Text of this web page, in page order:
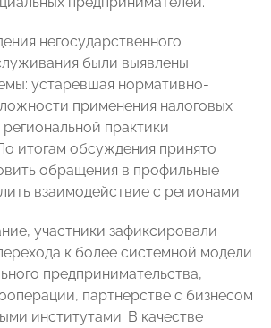
негосударственного
были выявлены
устаревшая нормативно-
применения налоговых
региональной практики
итогам обсуждения принято
обращения в профильные
взаимодействие с регионами.
участники зафиксировали
к более системной модели
предпринимательства,
партнерстве с бизнесом
институтами. В качестве